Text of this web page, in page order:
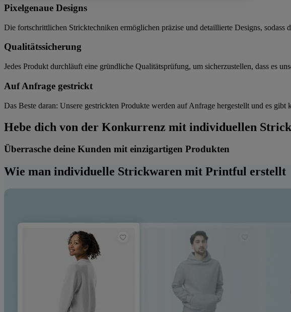
Pixelgenaue Designs
Die fortschrittlichen Stricktechniken ermöglichen präzise und detaillierte Designs,
Qualitätssicherung
Jedes Produkt durchläuft eine gründliche Qualitätsprüfung, um sicherzustellen, dass es
Auf Anfrage gestrickt
Das Beste daran: Unsere gestrickten Produkte werden auf Anfrage hergestellt und es
Hebe dich von der Konkurrenz mit individuellen
Überrasche deine Kunden mit einzigartigen Produkten
Wie man individuelle Strickwaren mit Printful erstellt